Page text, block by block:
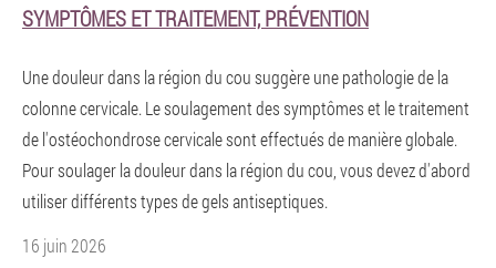
SYMPTÔMES ET TRAITEMENT, PRÉVENTION
Une douleur dans la région du cou suggère une pathologie de la
colonne cervicale. Le soulagement des symptômes et le traitement
de l'ostéochondrose cervicale sont effectués de manière globale.
Pour soulager la douleur dans la région du cou, vous devez d'abord
utiliser différents types de gels antiseptiques.
16 juin 2026